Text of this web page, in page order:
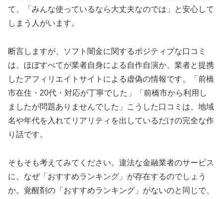
て、「みんな使っているなら大丈夫なのでは」と安心して
しまう人がいます。
断言しますが、ソフト闇金に関するポジティブな口コミ
は、ほぼすべてが業者自身による自作自演か、業者と提携
したアフィリエイトサイトによる虚偽の情報です。「前橋
市在住・20代・対応が丁寧でした」「前橋市から利用し
ましたが問題ありませんでした」こうした口コミは、地域
名や年代を入れてリアリティを出しているだけの完全な作
り話です。
そもそも考えてみてください。違法な金融業者のサービス
に、なぜ「おすすめランキング」が存在するのでしょう
か。覚醒剤の「おすすめランキング」がないのと同じで、